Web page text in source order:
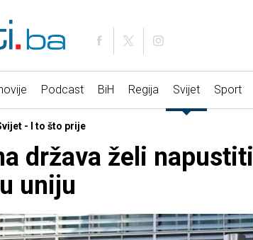
Podcast BiH Regija Svijet Sport
- I to što prije
država želi napustiti
uniju